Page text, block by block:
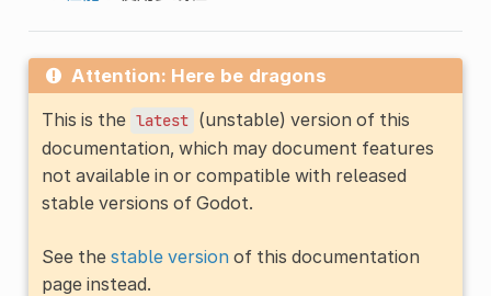
Attention: Here be dragons
This is the latest (unstable) version of this
documentation, which may document features
not available in or compatible with released
stable versions of Godot.
See the stable versionof this documentation
page instead.